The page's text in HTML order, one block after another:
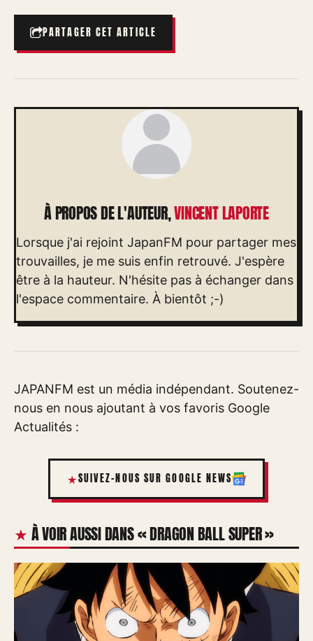
PARTAGER CET ARTICLE
À PROPOS DE L'AUTEUR,VINCENT LAPORTE
Lorsque j'ai rejoint JapanFM pour partager mes
trouvailles, je me suis enfin retrouvé. J'espère
être à la hauteur. N'hésite pas à échanger dans
l'espace commentaire. À bientôt ;-)
JAPANFM est un média indépendant. Soutenez-
nous en nous ajoutant à vos favoris Google
Actualités :
SUIVEZ-NOUS SUR GOOGLE NEWS
À VOIR AUSSI DANS « DRAGON BALL SUPER »